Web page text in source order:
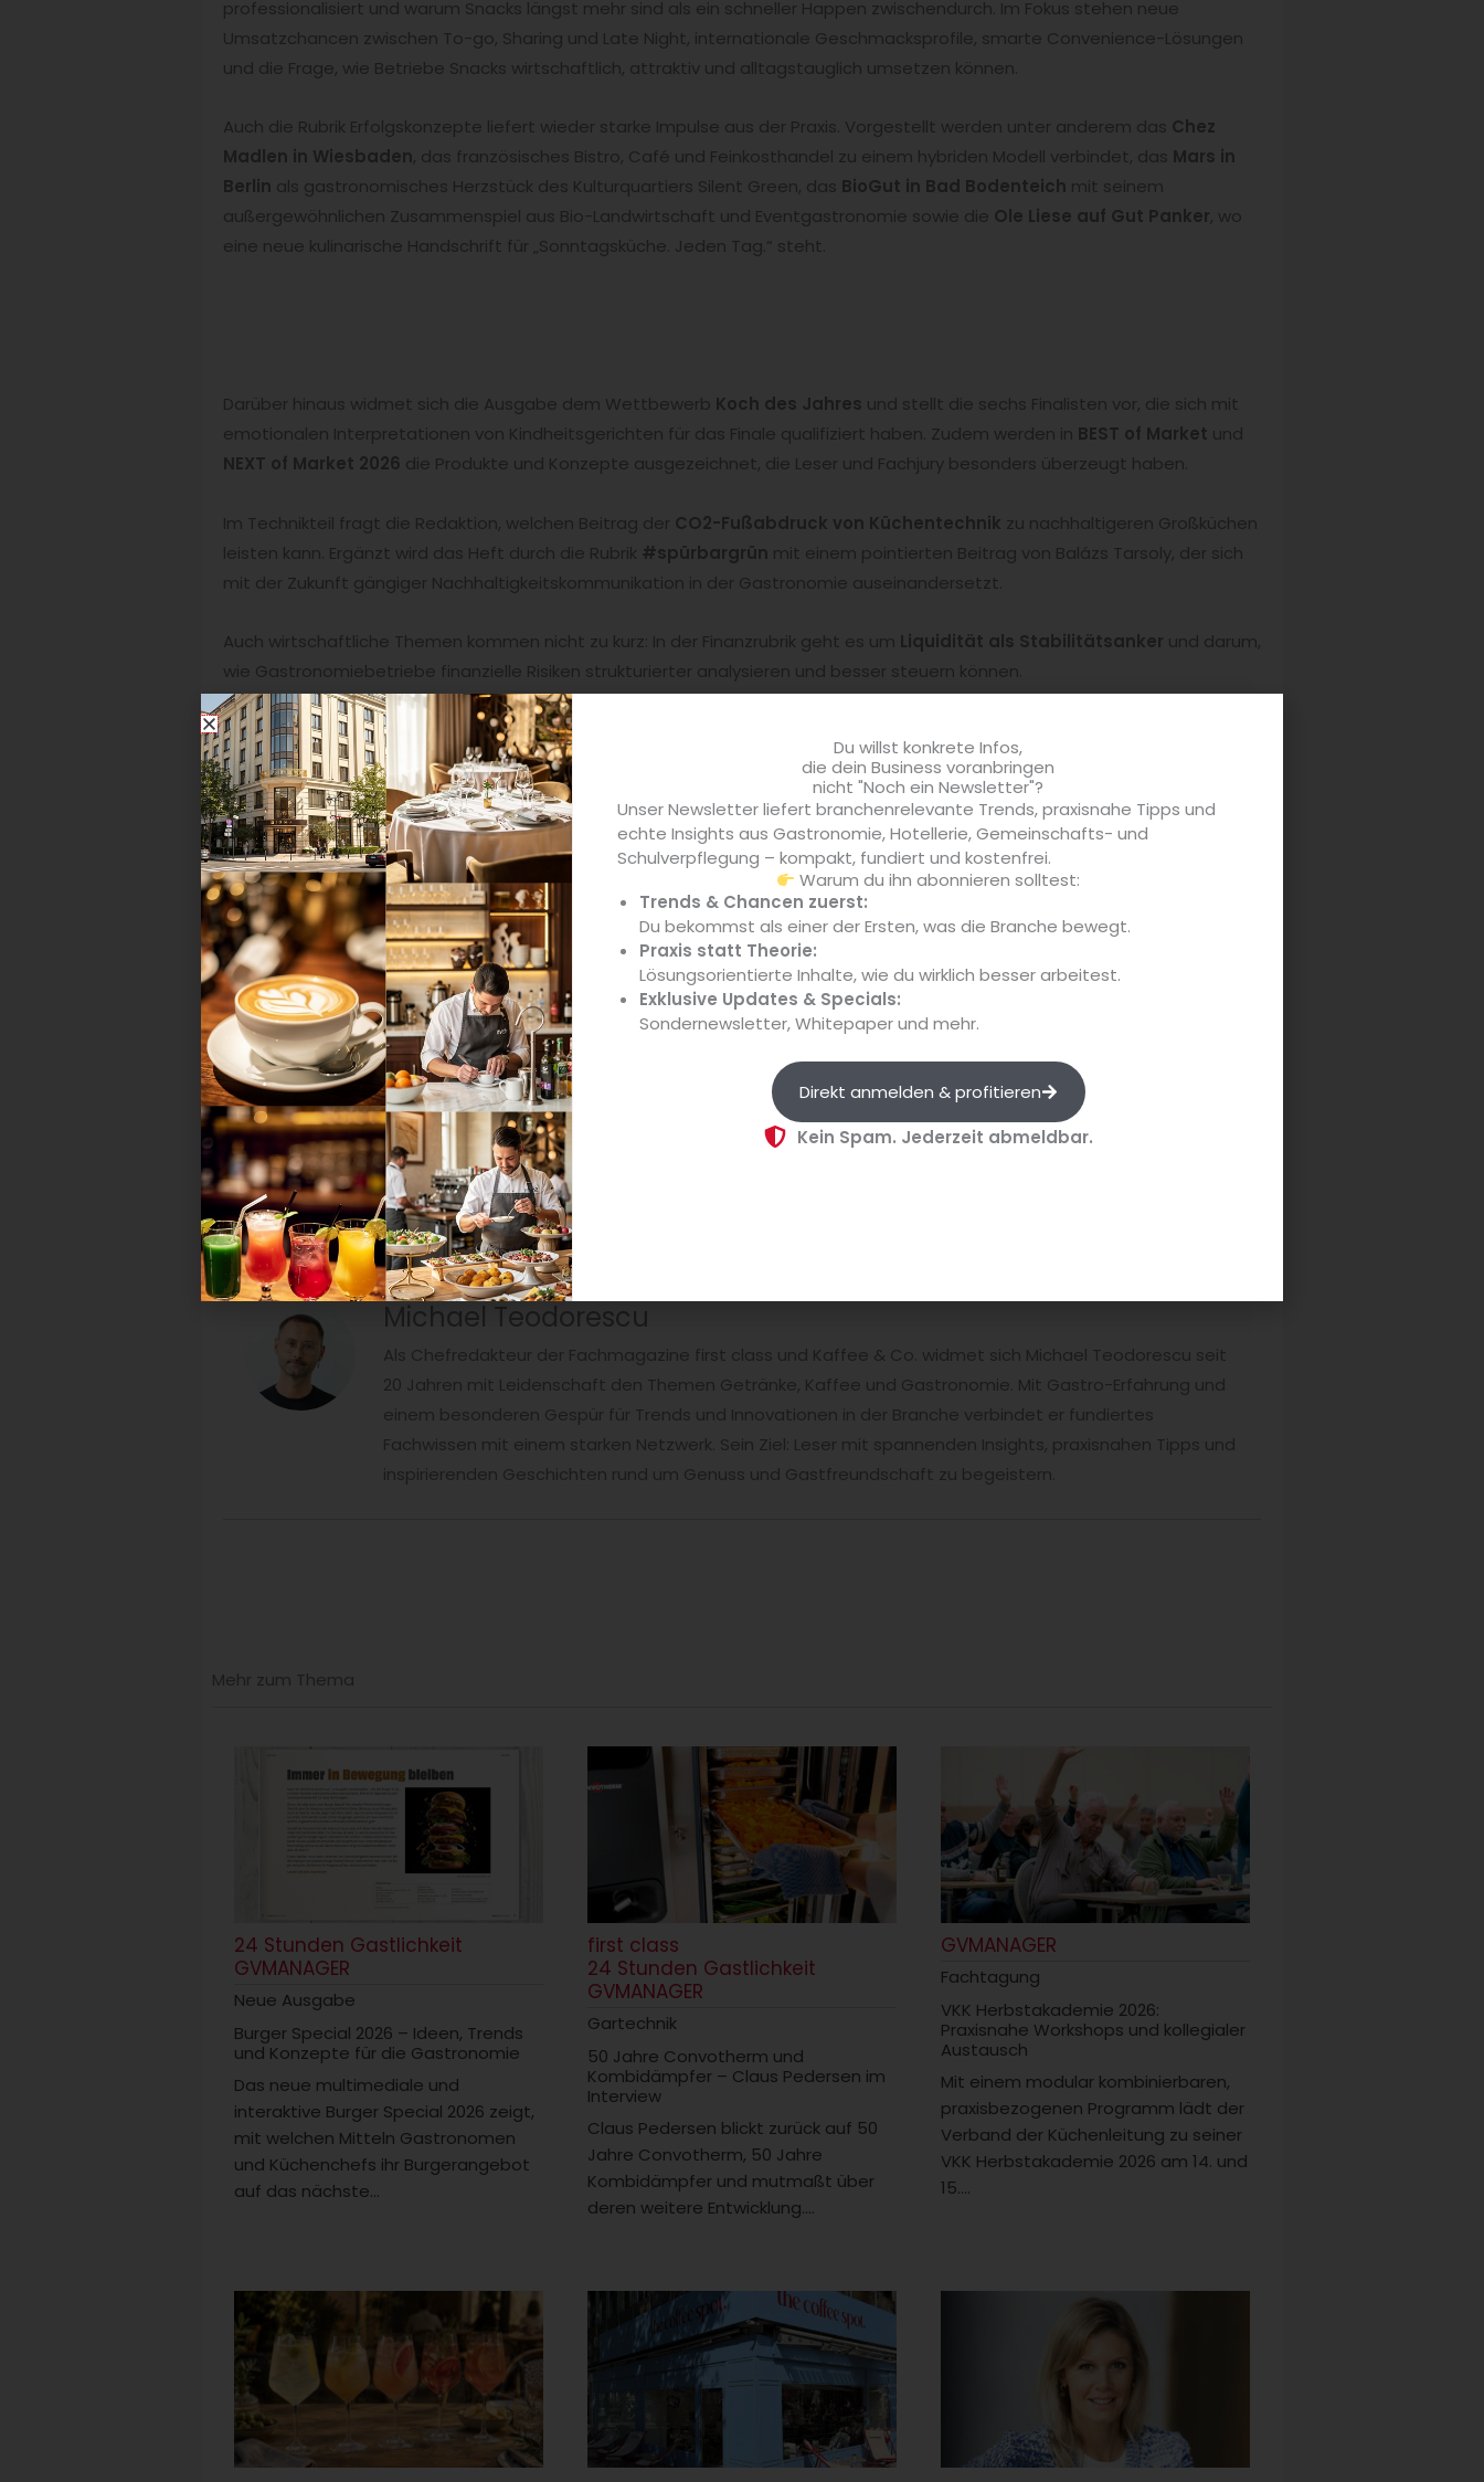
professionalisiert und warum Snacks längst mehr sind als ein schneller Happen zwischendurch. Im Fokus stehen neue
Umsatzchancen zwischen To-go, Sharing und Late Night, internationale Geschmacksprofile, smarte Convenience-Lösungen
und die Frage, wie Betriebe Snacks wirtschaftlich, attraktiv und alltagstauglich umsetzen können.
Auch die Rubrik Erfolgskonzepte liefert wieder starke Impulse aus der Praxis. Vorgestellt werden unter anderem das Chez
Madlen in Wiesbaden, das französisches Bistro, Café und Feinkosthandel zu einem hybriden Modell verbindet, das Mars in
Berlin als gastronomisches Herzstück des Kulturquartiers Silent Green, das BioGut in Bad Bodenteich mit seinem
außergewöhnlichen Zusammenspiel aus Bio-Landwirtschaft und Eventgastronomie sowie die Ole Liese auf Gut Panker, wo
eine neue kulinarische Handschrift für „Sonntagsküche. Jeden Tag.“ steht.
Darüber hinaus widmet sich die Ausgabe dem Wettbewerb Koch des Jahres und stellt die sechs Finalisten vor, die sich mit
emotionalen Interpretationen von Kindheitsgerichten für das Finale qualifiziert haben. Zudem werden in BEST of Market und
NEXT of Market 2026 die Produkte und Konzepte ausgezeichnet, die Leser und Fachjury besonders überzeugt haben.
Im Technikteil fragt die Redaktion, welchen Beitrag der CO2-Fußabdruck von Küchentechnik zu nachhaltigeren Großküchen
leisten kann. Ergänzt wird das Heft durch die Rubrik #spürbargrün mit einem pointierten Beitrag von Balázs Tarsoly, der sich
mit der Zukunft gängiger Nachhaltigkeitskommunikation in der Gastronomie auseinandersetzt.
Auch wirtschaftliche Themen kommen nicht zu kurz: In der Finanzrubrik geht es um Liquidität als Stabilitätsanker und darum,
wie Gastronomiebetriebe finanzielle Risiken strukturierter analysieren und besser steuern können.
Abgerundet wird die Ausgabe durch dieTRINKtime
rund umSpritz 26, ein Blick aufReady-to-Drink-Konzepte sowie aktuelle Produktneuheiten.
24 Stunden Gastlichkeit 03/2026 bietet damit erneut fundierte Marktinformationen, praxisnahe Impulse und inspirierende
Konzepte für alle, die Gastronomie aktiv gestalten.
Die Ausgabe 3|2026 von24 Stunden Gastlichkeit steckt voller praxisnaher Tipps, innovativer Ideen und spannender
Geschichten, die die Branche bewegen. Ob Sie Inspiration für Ihre Speisekarte suchen, Ihr Konzept erweitern oder sich über
kommende Trends informieren möchten – dieses Magazin liefert alle Antworten.
Diese Ausgabe können Sie alsdigitale Ausgabe kaufen. ImShopkönnen Sie zudem ein Mini-Abo zum Vorzugspreis
abschließen.
Quelle: 24 Stunden Gastlichkeit
Michael Teodorescu
Als Chefredakteur der Fachmagazine first class und Kaffee & Co. widmet sich Michael Teodorescu seit
20 Jahren mit Leidenschaft den Themen Getränke, Kaffee und Gastronomie. Mit Gastro-Erfahrung und
einem besonderen Gespür für Trends und Innovationen in der Branche verbindet er fundiertes
Fachwissen mit einem starken Netzwerk. Sein Ziel: Leser mit spannenden Insights, praxisnahen Tipps und
inspirierenden Geschichten rund um Genuss und Gastfreundschaft zu begeistern.
Mehr zum Thema
24 Stunden Gastlichkeit
GVMANAGER
Neue Ausgabe
Burger Special 2026 – Ideen, Trends
und Konzepte für die Gastronomie
Das neue multimediale und
interaktive Burger Special 2026 zeigt,
mit welchen Mitteln Gastronomen
und Küchenchefs ihr Burgerangebot
auf das nächste...
first class
24 Stunden Gastlichkeit
GVMANAGER
Gartechnik
50 Jahre Convotherm und
Kombidämpfer – Claus Pedersen im
Interview
Claus Pedersen blickt zurück auf 50
Jahre Convotherm, 50 Jahre
Kombidämpfer und mutmaßt über
deren weitere Entwicklung....
GVMANAGER
Fachtagung
VKK Herbstakademie 2026:
Praxisnahe Workshops und kollegialer
Austausch
Mit einem modular kombinierbaren,
praxisbezogenen Programm lädt der
Verband der Küchenleitung zu seiner
VKK Herbstakademie 2026 am 14. und
15....
Du willst konkrete Infos,
die dein Business voranbringen
nicht "Noch ein Newsletter"?
Unser Newsletter liefert branchenrelevante Trends, praxisnahe Tipps und
echte Insights aus Gastronomie, Hotellerie, Gemeinschafts- und
Schulverpflegung – kompakt, fundiert und kostenfrei.
Warum du ihn abonnieren solltest:
Trends & Chancen zuerst:
Du bekommst als einer der Ersten, was die Branche bewegt.
Praxis statt Theorie:
Lösungsorientierte Inhalte, wie du wirklich besser arbeitest.
Exklusive Updates & Specials:
Sondernewsletter, Whitepaper und mehr.
Direkt anmelden & profitieren
Kein Spam. Jederzeit abmeldbar.